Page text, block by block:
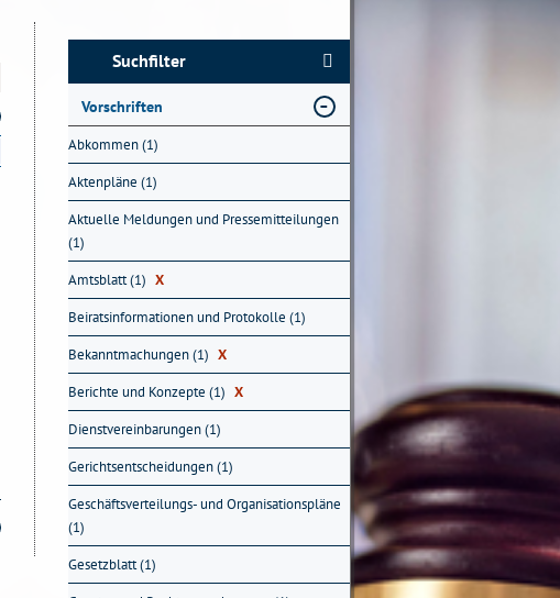
Suchfilter
Vorschriften
Abkommen (1)
Aktenpläne (1)
Aktuelle Meldungen und Pressemitteilungen
(1)
Amtsblatt (1) X
Beiratsinformationen und Protokolle (1)
Bekanntmachungen (1) X
Berichte und Konzepte (1) X
Dienstvereinbarungen (1)
Gerichtsentscheidungen (1)
Geschäftsverteilungs- und Organisationspläne
(1)
Gesetzblatt (1)